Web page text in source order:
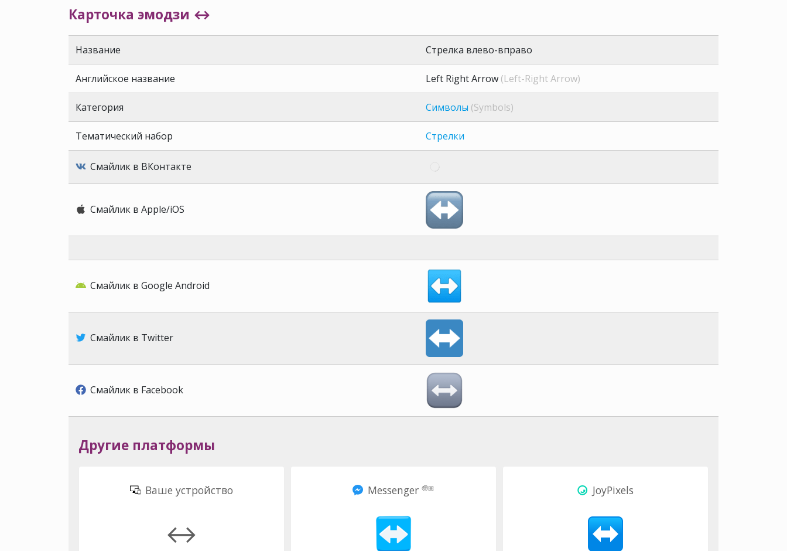
Карточка эмодзи ↔️
Название Стрелка влево-вправо
Английское название Left Right Arrow (Left-Right Arrow)
Категория Символы (Symbols)
Тематический набор Стрелки
Смайлик в ВКонтакте
Смайлик в Apple/iOS
Смайлик в Google Android
Смайлик в Twitter
Смайлик в Facebook
Другие платформы
Ваше устройство
↔️
Messenger 🧓🏼 JoyPixels